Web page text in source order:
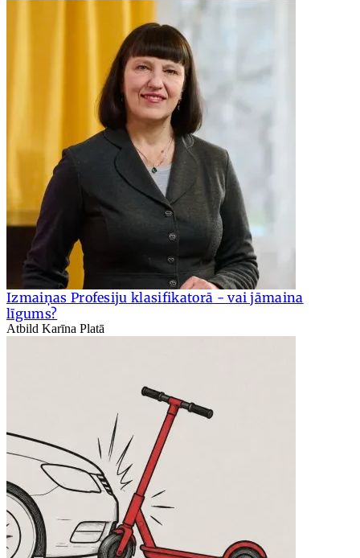
Izmaiņas Profesiju klasifikatorā - vai jāmaina
līgums?
Atbild Karīna Platā